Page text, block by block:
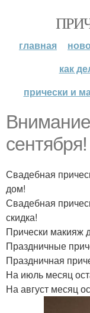
главная
как
прически и
сентября!
Свадебная
дом!
Свадебная
скидка!
Прически макияж
Праздничные
Праздничная
На июль месяц
На август месяц